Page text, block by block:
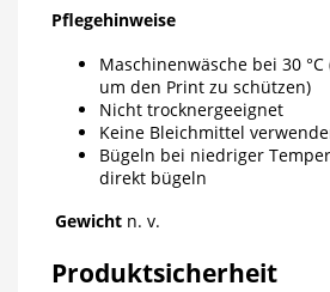
Pflegehinweise
Maschinenwäsche bei 30
um den Print zu schützen)
Nicht trocknergeeignet
Keine Bleichmittel
Bügeln bei niedriger
direkt bügeln
Gewicht n. v.
Produktsicherheit